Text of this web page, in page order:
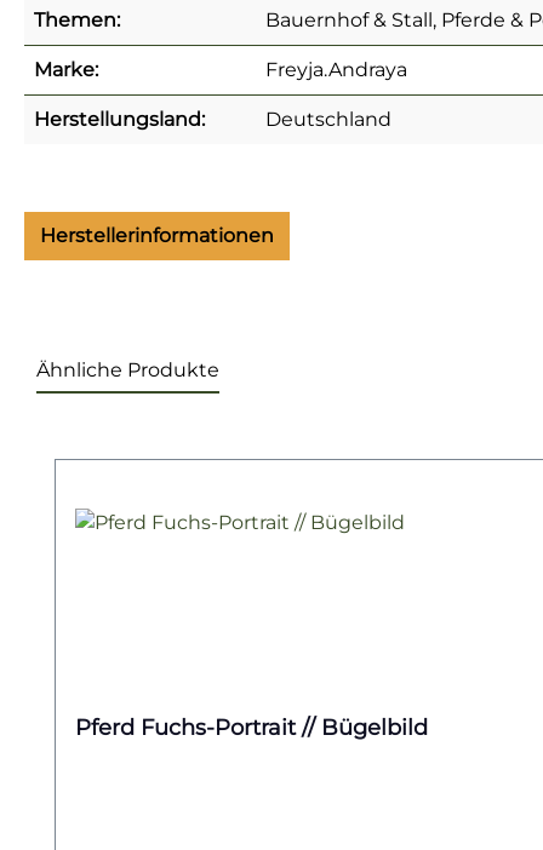
Themen: Bauernhof & Stall, Pferde &
Marke: Freyja.Andraya
Herstellungsland: Deutschland
Herstellerinformationen
Ähnliche Produkte
Pferd Fuchs-Portrait // Bügelbild